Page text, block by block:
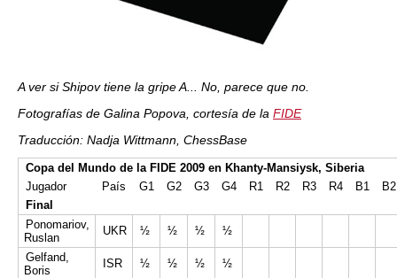
A ver si Shipov tiene la gripe A... No, parece que no.
Fotografías de Galina Popova, cortesía de la FIDE
Traducción: Nadja Wittmann, ChessBase
Copa del Mundo de la FIDE 2009 en Khanty-Mansiysk, Siberia
Jugador
País G1 G2 G3 G4 R1 R2 R3 R4 B1
B2
Final
Ponomariov,
Ruslan
UKR ½ ½ ½
½
Gelfand,
Boris
ISR ½ ½ ½ ½